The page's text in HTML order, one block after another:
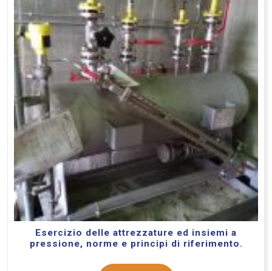
Esercizio delle attrezzature ed insiemi a
pressione, norme e principi di riferimento.